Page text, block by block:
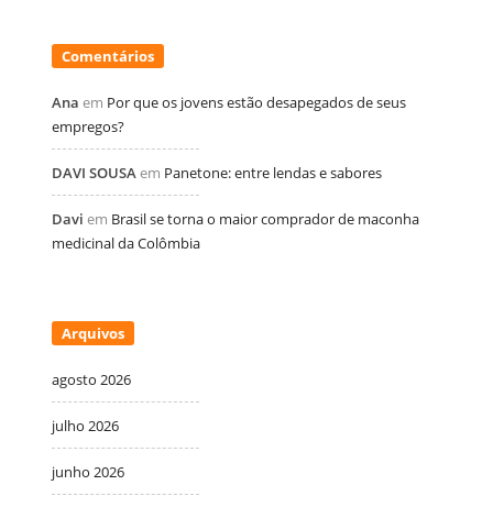
Comentários
Ana em Por que os jovens estão desapegados de seus
empregos?
DAVI SOUSAem Panetone: entre lendas e sabores
Davi em Brasil se torna o maior comprador de maconha
medicinal da Colômbia
Arquivos
agosto 2026
julho 2026
junho 2026